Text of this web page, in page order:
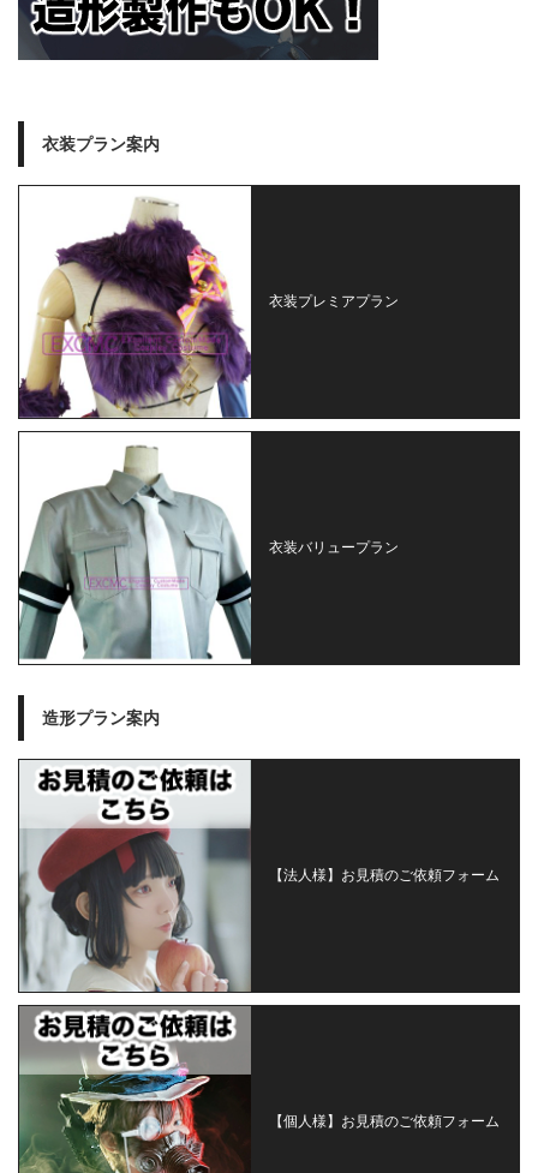
衣装プラン案内
衣装プレミアプラン
衣装バリュープラン
造形プラン案内
【法人様】お見積のご依頼フォーム
【個人様】お見積のご依頼フォーム